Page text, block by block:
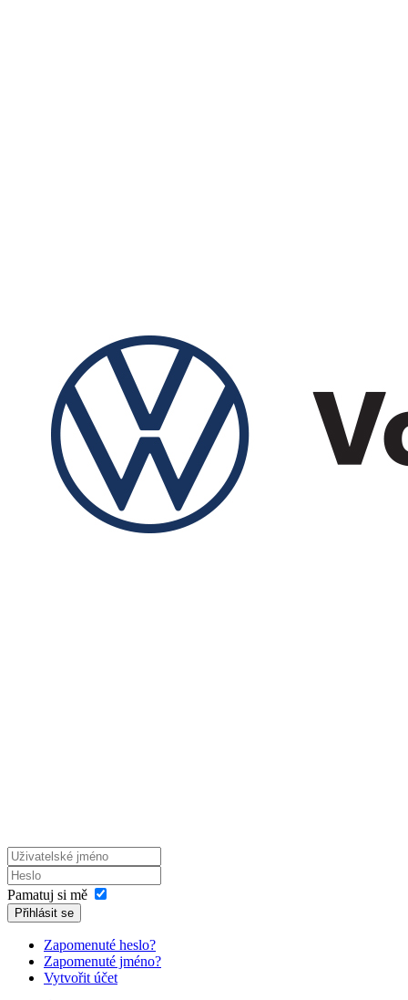
Pamatuj si mě
Přihlásit se
Zapomenuté heslo?
Zapomenuté jméno?
Vytvořit účet